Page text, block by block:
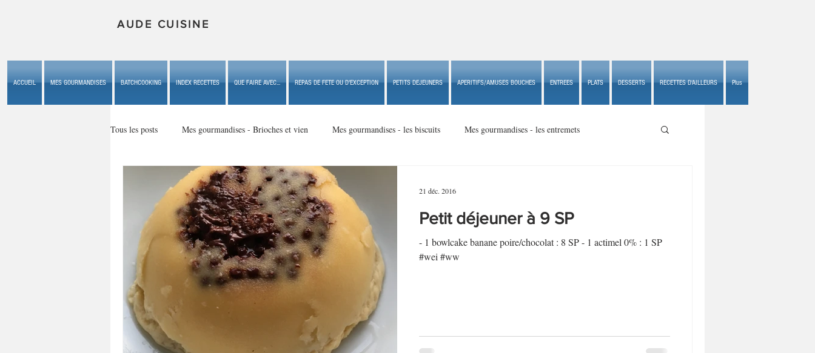
AUDE CUISINE
ACCUEIL MES GOURMANDISES BATCHCOOKING INDEX RECETTES QUE FAIRE AVEC... REPAS DE FETE OU D'EXCEPTION PETITS DEJEUNERS APERITIFS/AMUSES BOUCHES ENTREES PLATS DESSERTS RECETTES D'AILLEURS Plus
Tous les posts Mes gourmandises - Brioches et vien Mes gourmandises - les biscuits Mes gourmandises - les entremets
Mes gourmandises - les gâteaux du b Mes gourmandises - made in USA
Mes gourmandises - plaisirs d'enfan Accompagnements Apéritifs/amuses bouches de fête ou Apéritifs croustillants
A tartiner Aux flocons d'avoine au Fromage autres petits déjeuners
Bouchées apéritives bowlcakes salés Cakes et muffins
Petit déjeuner à 9 SP
- 1 bowlcake banane poire/chocolat : 8 SP - 1 actimel 0% : 1 SP
#wei #ww
21 déc. 2016